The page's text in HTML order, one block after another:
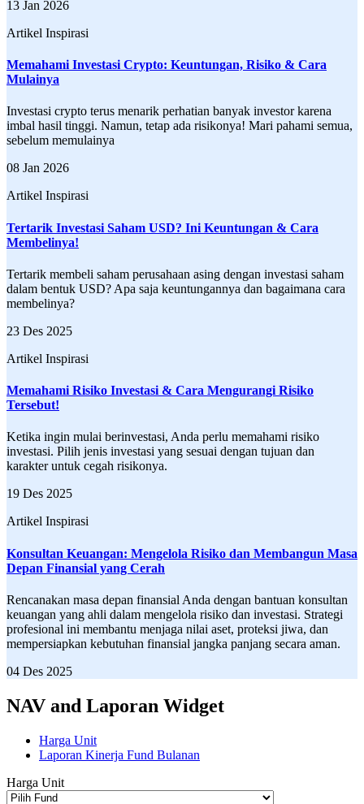
13 Jan 2026
Artikel Inspirasi
Memahami Investasi Crypto: Keuntungan, Risiko & Cara
Mulainya
Investasi crypto terus menarik perhatian banyak investor karena
imbal hasil tinggi. Namun, tetap ada risikonya! Mari pahami semua,
sebelum memulainya
08 Jan 2026
Artikel Inspirasi
Tertarik Investasi Saham USD? Ini Keuntungan & Cara
Membelinya!
Tertarik membeli saham perusahaan asing dengan investasi saham
dalam bentuk USD? Apa saja keuntungannya dan bagaimana cara
membelinya?
23 Des 2025
Artikel Inspirasi
Memahami Risiko Investasi & Cara Mengurangi Risiko
Tersebut!
Ketika ingin mulai berinvestasi, Anda perlu memahami risiko
investasi. Pilih jenis investasi yang sesuai dengan tujuan dan
karakter untuk cegah risikonya.
19 Des 2025
Artikel Inspirasi
Konsultan Keuangan: Mengelola Risiko dan Membangun Masa
Depan Finansial yang Cerah
Rencanakan masa depan finansial Anda dengan bantuan konsultan
keuangan yang ahli dalam mengelola risiko dan investasi. Strategi
profesional ini membantu menjaga nilai aset, proteksi jiwa, dan
mempersiapkan kebutuhan finansial jangka panjang secara aman.
04 Des 2025
NAV and Laporan Widget
Harga Unit
Laporan Kinerja Fund Bulanan
Harga Unit